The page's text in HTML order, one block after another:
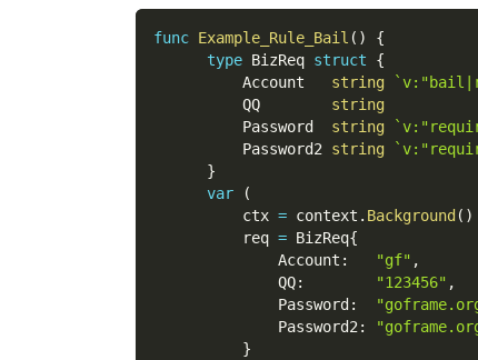
func Example_Rule_Bail ( )
{
type BizReq struct
{
          Account
string
          QQ
string
          Password
string
          Password2
string
}
var
(
          ctx
= context . Background ( )
          req
= BizReq{
              Account
: "gf" ,
              QQ
: "123456" ,
              Password
:
              Password2
:
}